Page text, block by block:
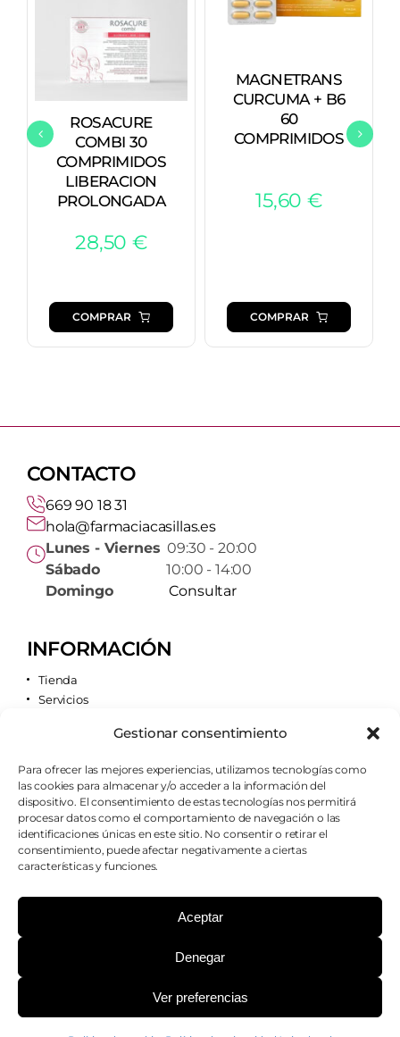
Gestionar consentimiento
Para ofrecer las mejores experiencias, utilizamos tecnologías como
las cookies para almacenar y/o acceder a la información del
dispositivo. El consentimiento de estas tecnologías nos permitirá
procesar datos como el comportamiento de navegación o las
identificaciones únicas en este sitio. No consentir o retirar el
consentimiento, puede afectar negativamente a ciertas
características y funciones.
Aceptar
Denegar
Ver preferencias
ROSACURE
COMBI 30
COMPRIMIDOS
LIBERACION
PROLONGADA
28,50 €
COMPRAR
MAGNETRANS
CURCUMA + B6
60
COMPRIMIDOS
15,60 €
COMPRAR
CONTACTO
669 90 18 31
hola@farmaciacasillas.es
Lunes - Viernes 09:30 - 20:00
Sábado10:00 - 14:00
Domingo
Consultar
INFORMACIÓN
Tienda
Servicios
Quiénes somos
AVISOS LEGALES
Aviso legal
Política de cookies
Política de privacidad
Copyright 2026 - Farmacia Casillas - Todos los